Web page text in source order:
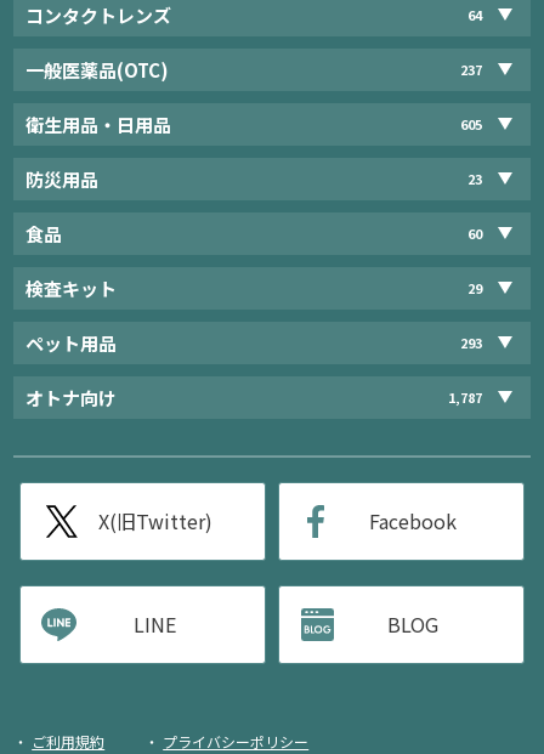
コンタクトレンズ 64
一般医薬品(OTC) 237
衛生用品・日用品 605
防災用品 23
食品 60
検査キット 29
ペット用品 293
オトナ向け 1,787
X(旧Twitter) Facebook
LINE BLOG
ご利用規約 プライバシーポリシー